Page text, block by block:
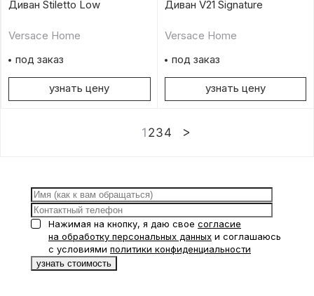
Диван Stiletto Low
Versace Home
под заказ
узнать цену
Диван V21 Signature
Versace Home
под заказ
узнать цену
1 234
Нажимая на кнопку, я даю свое согласие
на обработку персональных данных и соглашаюсь
с условиями политики конфиденциальности